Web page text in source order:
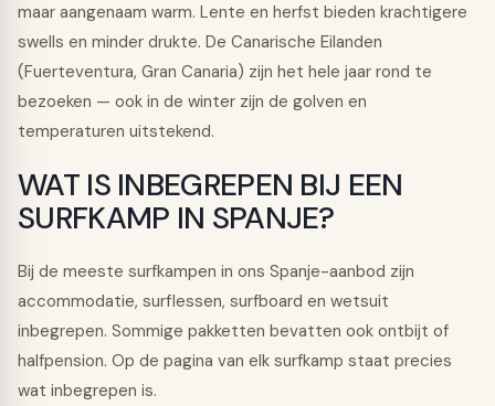
maar aangenaam warm. Lente en herfst bieden krachtigere
swells en minder drukte. De Canarische Eilanden
(Fuerteventura, Gran Canaria) zijn het hele jaar rond te
bezoeken — ook in de winter zijn de golven en
temperaturen uitstekend.
WAT IS INBEGREPEN BIJ EEN
SURFKAMP IN SPANJE?
Bij de meeste surfkampen in ons Spanje-aanbod zijn
accommodatie, surflessen, surfboard en wetsuit
inbegrepen. Sommige pakketten bevatten ook ontbijt of
halfpension. Op de pagina van elk surfkamp staat precies
wat inbegrepen is.